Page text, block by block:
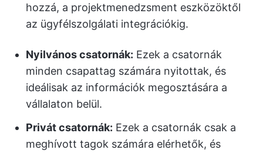
hozzá, a projektmenedzsment eszközöktől
az ügyfélszolgálati integrációkig.
Nyilvános csatornák: Ezek a csatornák
minden csapattag számára nyitottak, és
ideálisak az információk megosztására a
vállalaton belül.
Privát csatornák: Ezek a csatornák csak a
meghívott tagok számára elérhetők, és